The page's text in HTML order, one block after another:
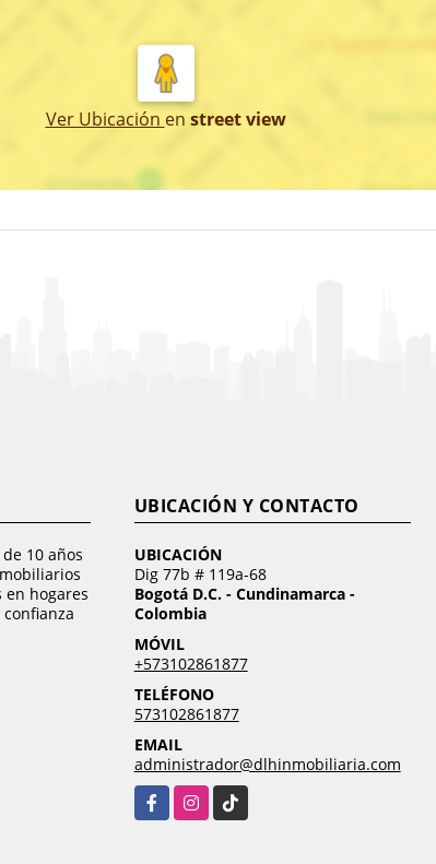
Ver Ubicación en street view
10 años
hogares
UBICACIÓN Y CONTACTO
UBICACIÓN
Dig 77b # 119a-68
Bogotá D.C. - Cundinamarca -
Colombia
MÓVIL
+573102861877
TELÉFONO
573102861877
EMAIL
administrador@dlhinmobiliaria.com
FacebookInstagram
TikTok